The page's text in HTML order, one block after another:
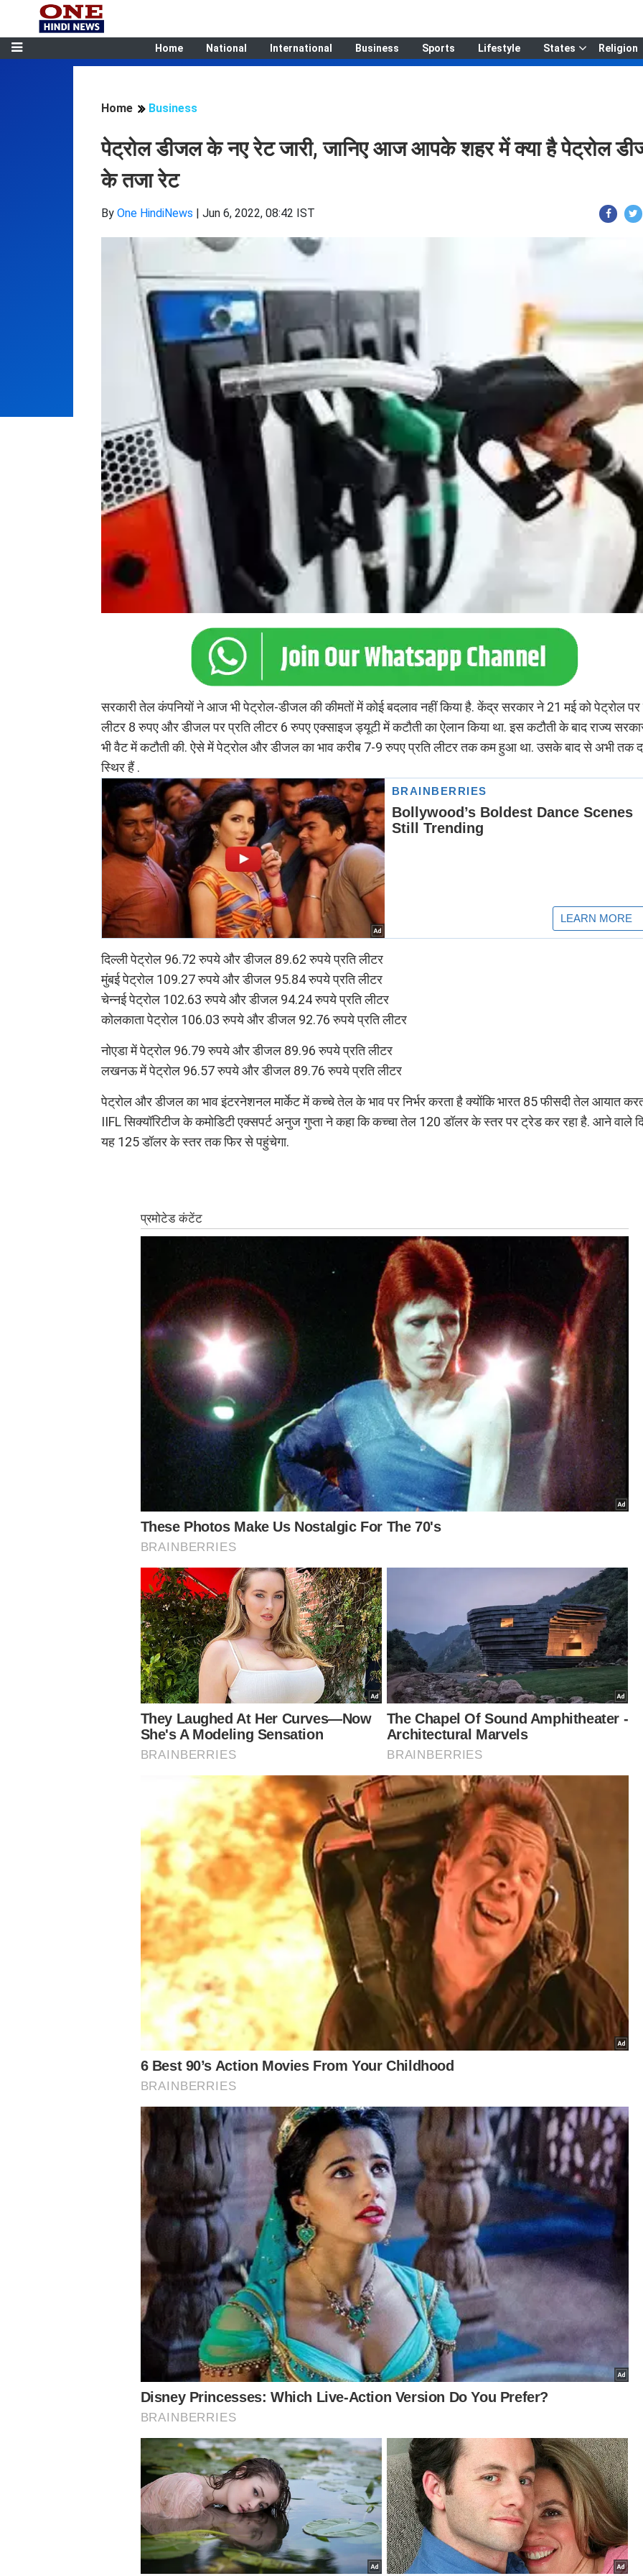
Home National International Business Sports Lifestyle States Religion
Home Business
पेट्रोल डीजल के नए रेट जारी, जानिए आज आपके शहर में क्या है पेट्रोल
के तजा रेट
By One HindiNews | Jun 6, 2022, 08:42 IST
सरकारी तेल कंपनियों ने आज भी पेट्रोल-डीजल की कीमतों में कोई बदलाव नहीं किया है. केंद्र सरकार ने 21 मई को पेट्रोल पर
लीटर 8 रुपए और डीजल पर प्रति लीटर 6 रुपए एक्साइज ड्यूटी में कटौती का ऐलान किया था. इस कटौती के बाद राज्य
भी वैट में कटौती की. ऐसे में पेट्रोल और डीजल का भाव करीब 7-9 रुपए प्रति लीटर तक कम हुआ था. उसके बाद से अभी तक
स्थिर हैं .
दिल्ली पेट्रोल 96.72 रुपये और डीजल 89.62 रुपये प्रति लीटर
मुंबई पेट्रोल 109.27 रुपये और डीजल 95.84 रुपये प्रति लीटर
चेन्नई पेट्रोल 102.63 रुपये और डीजल 94.24 रुपये प्रति लीटर
कोलकाता पेट्रोल 106.03 रुपये और डीजल 92.76 रुपये प्रति लीटर
नोएडा में पेट्रोल 96.79 रुपये और डीजल 89.96 रुपये प्रति लीटर
लखनऊ में पेट्रोल 96.57 रुपये और डीजल 89.76 रुपये प्रति लीटर
पेट्रोल और डीजल का भाव इंटरनेशनल मार्केट में कच्चे तेल के भाव पर निर्भर करता है क्योंकि भारत 85 फीसदी तेल आयात
IIFL सिक्यॉरिटीज के कमोडिटी एक्सपर्ट अनुज गुप्ता ने कहा कि कच्चा तेल 120 डॉलर के स्तर पर ट्रेड कर रहा है. आने वाले
यह 125 डॉलर के स्तर तक फिर से पहुंचेगा.